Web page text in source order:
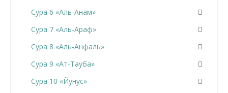
Сура 6 «Аль-Анам»
Сура 7 «Аль-Араф»
Сура 8 «Аль-Анфаль»
Сура 9 «Ат-Тауба»
Сура 10 «Йунус»